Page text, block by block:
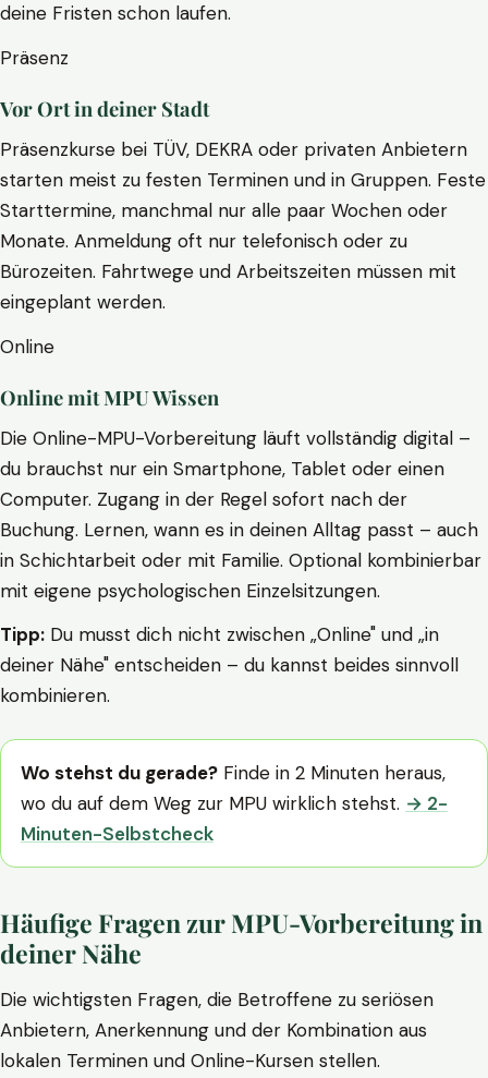
deine Fristen schon laufen.
Präsenz
Vor Ort in deiner Stadt
Präsenzkurse bei TÜV, DEKRA oder privaten Anbietern
starten meist zu festen Terminen und in Gruppen. Feste
Starttermine, manchmal nur alle paar Wochen oder
Monate. Anmeldung oft nur telefonisch oder zu
Bürozeiten. Fahrtwege und Arbeitszeiten müssen mit
eingeplant werden.
Online
Online mit MPU Wissen
Die Online-MPU-Vorbereitung läuft vollständig digital –
du brauchst nur ein Smartphone, Tablet oder einen
Computer. Zugang in der Regel sofort nach der
Buchung. Lernen, wann es in deinen Alltag passt – auch
in Schichtarbeit oder mit Familie. Optional kombinierbar
mit eigene psychologischen Einzelsitzungen.
Tipp: Du musst dich nicht zwischen „Online" und „in
deiner Nähe" entscheiden – du kannst beides sinnvoll
kombinieren.
Wo stehst du gerade? Finde in 2 Minuten heraus,
wo du auf dem Weg zur MPU wirklich stehst. → 2-
Minuten-Selbstcheck
Häufige Fragen zur MPU-Vorbereitung in
deiner Nähe
Die wichtigsten Fragen, die Betroffene zu seriösen
Anbietern, Anerkennung und der Kombination aus
lokalen Terminen und Online-Kursen stellen.